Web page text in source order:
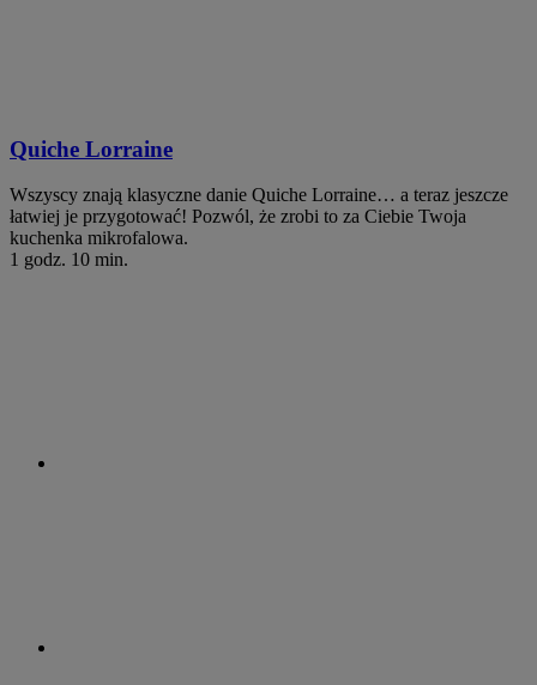
Quiche Lorraine
Wszyscy znają klasyczne danie Quiche Lorraine… a teraz jeszcze
łatwiej je przygotować! Pozwól, że zrobi to za Ciebie Twoja
kuchenka mikrofalowa.
1 godz. 10 min.